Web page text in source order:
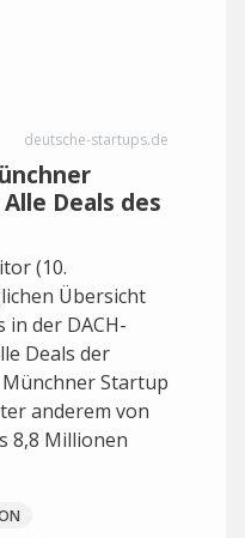
deutsche-startups.de
Deals des
(10.
Übersicht
in der DACH-
Deals der
Startup
anderem von
8,8 Millionen